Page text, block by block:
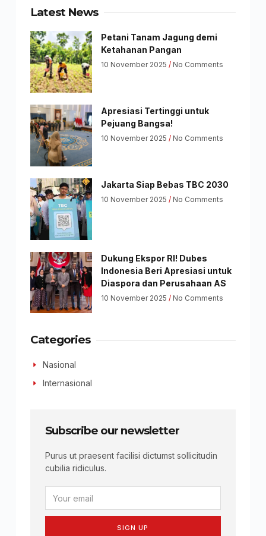
Latest News
Petani Tanam Jagung demi
Ketahanan Pangan
10 November 2025 No Comments
Apresiasi Tertinggi untuk
Pejuang Bangsa!
10 November 2025 No Comments
Jakarta Siap Bebas TBC 2030
10 November 2025 No Comments
Dukung Ekspor RI! Dubes
Indonesia Beri Apresiasi untuk
Diaspora dan Perusahaan AS
10 November 2025 No Comments
Categories
Nasional
Internasional
Subscribe our newsletter
Purus ut praesent facilisi dictumst sollicitudin
cubilia ridiculus.
SIGN UP